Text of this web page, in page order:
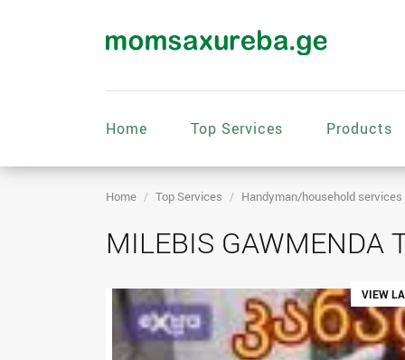
Home Top Services Products
Home Top Services Handyman/household services
MILEBIS GAWMENDA
VIEW